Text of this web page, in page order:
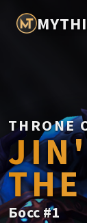
THRONE
Босс#1